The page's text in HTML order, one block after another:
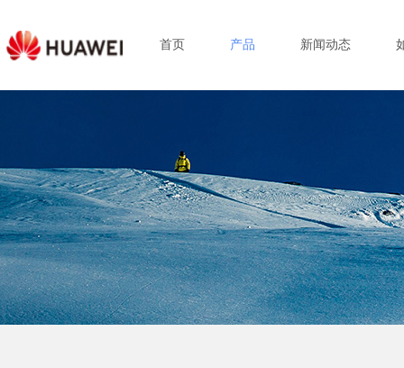
首页 产品 新闻动态